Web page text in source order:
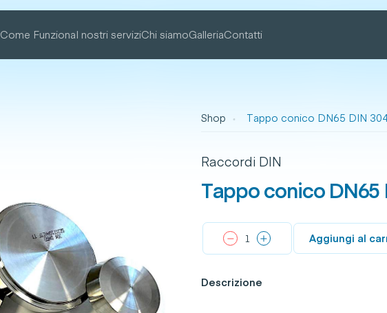
Come FunzionaI nostri serviziChi siamoGalleriaContatti
Shop Tappo conico DN65 DIN
Raccordi DIN
Tappo conico DN65
Aggiungi al
Descrizione